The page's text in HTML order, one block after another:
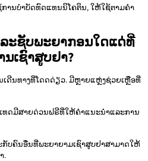
ການບໍາບັດທົດແທນນິໂຄຕິນ, ໃຫ້ໃຊ້ຕາມຄໍາ
ຊັບພະຍາກອນໃດແດ່ທີ່
ເຊົາສູບຢາ?
ເດີນທາງທີ່ໂດດດ່ຽວ. ມີຫຼາຍແຫຼ່ງຊ່ວຍເຫຼືອທີ່
ທດມີສາຍດ່ວນຟຣີທີ່ໃຫ້ຄໍາແນະນໍາແລະການ
ບຄົນອື່ນທີ່ພະຍາຍາມເຊົາສູບຢາສາມາດໃຫ້
.